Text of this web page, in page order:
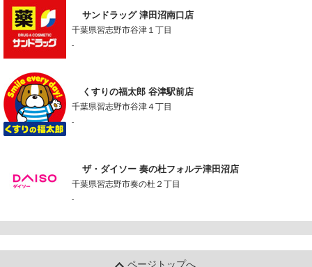
サンドラッグ 津田沼南口店
千葉県習志野市谷津１丁目
-
くすりの福太郎 谷津駅前店
千葉県習志野市谷津４丁目
-
ザ・ダイソー 奏の杜フォルテ津田沼店
千葉県習志野市奏の杜２丁目
-
ページトップへ